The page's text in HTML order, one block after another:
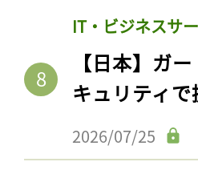
IT・ビジネスサ
【日本】ガ
キュリティ
2026/07/25